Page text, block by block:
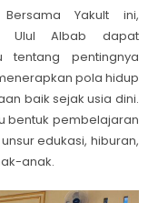
Yakult ini,
Ulul Albab dapat
tentang pentingnya
pola hidup
baik sejak usia dini.
bentuk pembelajaran
edukasi, hiburan,
anak.